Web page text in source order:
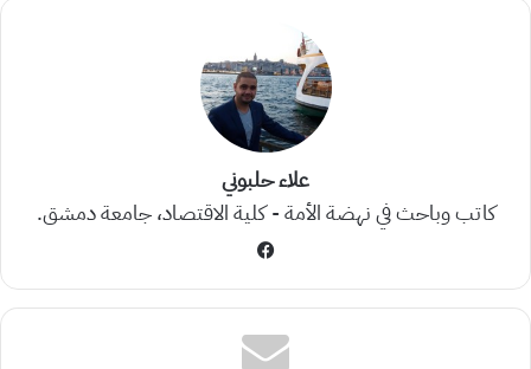
علاء حلبوني
كاتب وباحث في نهضة الأمة - كلية الاقتصاد، جامعة دمشق.